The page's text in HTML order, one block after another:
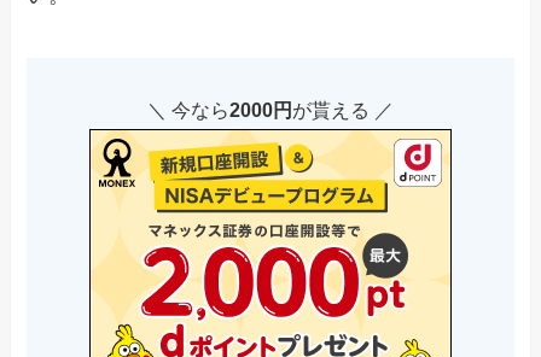
＼ 今なら2000円 が貰える ／